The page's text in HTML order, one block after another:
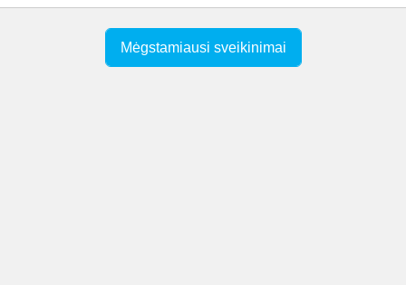
Mėgstamiausi sveikinimai